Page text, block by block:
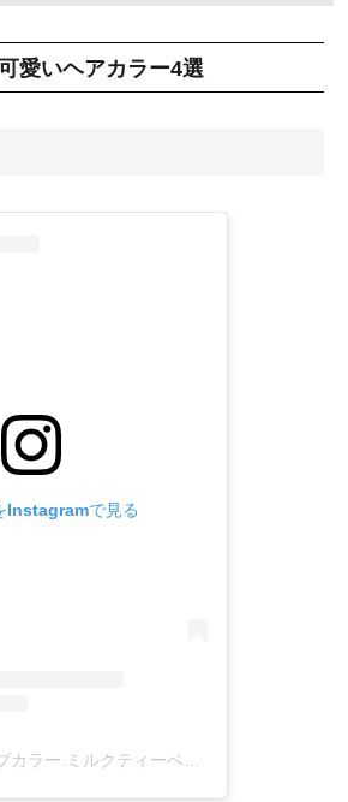
愛いヘアカラー4選
Instagramで見る